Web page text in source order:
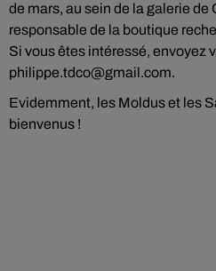
de mars, au sein de la galerie de
responsable de la boutique
Si vous êtes intéressé, envoyez
philippe.tdco@gmail.com.
Evidemment, les Moldus et les
bienvenus !